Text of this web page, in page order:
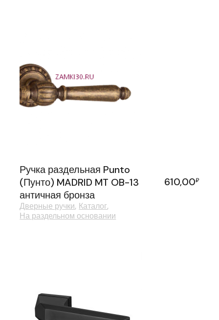
Ручка раздельная Punto
(Пунто) MADRID MT OB-13
античная бронза
610,00₽
Дверные ручки Каталог
На раздельном основании